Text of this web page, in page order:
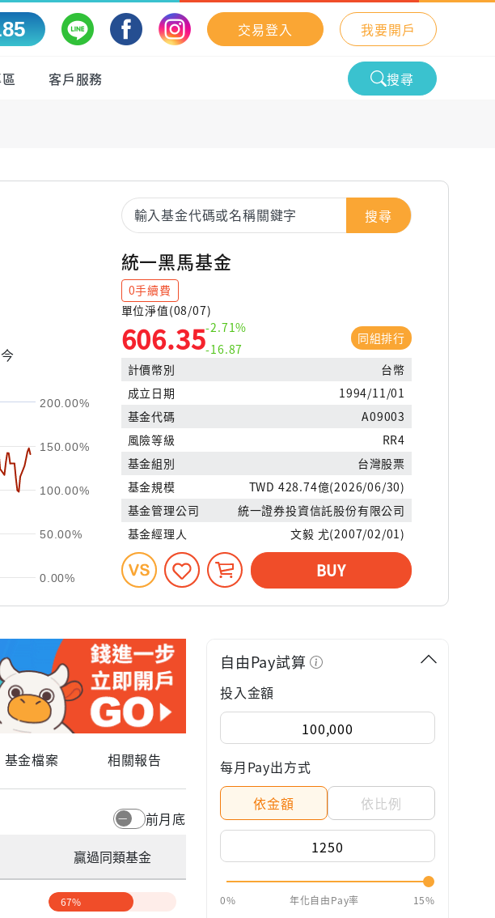
交易登入 我要開戶
客戶服務 搜尋
0.00%
50.00%
100.00%
150.00%
200.00%
搜尋
統一黑馬基金
0手續費
單位淨值(08/07)
606.35-2.71%
-16.87
同組排行
計價幣別
台幣
成立日期
1994/11/01
基金代碼
A09003
風險等級
RR4
基金組別
台灣股票
基金規模
TWD 428.74億(2026/06/30)
基金管理公司
統一證券投資信託股份有限公司
基金經理人
文毅 尤(2007/02/01)
BUY
基金檔案 相關報告
前月底
贏過同類基金
67%
自由Pay試算
投入金額
每月Pay出方式
依金額
依比例
0% 年化自由Pay率 15%